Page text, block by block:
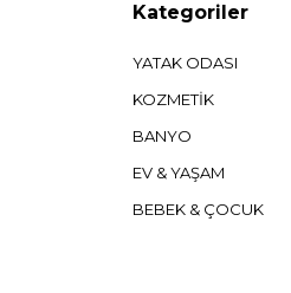
Kategoriler
YATAK ODASI
KOZMETİK
BANYO
EV & YAŞAM
BEBEK & ÇOCUK